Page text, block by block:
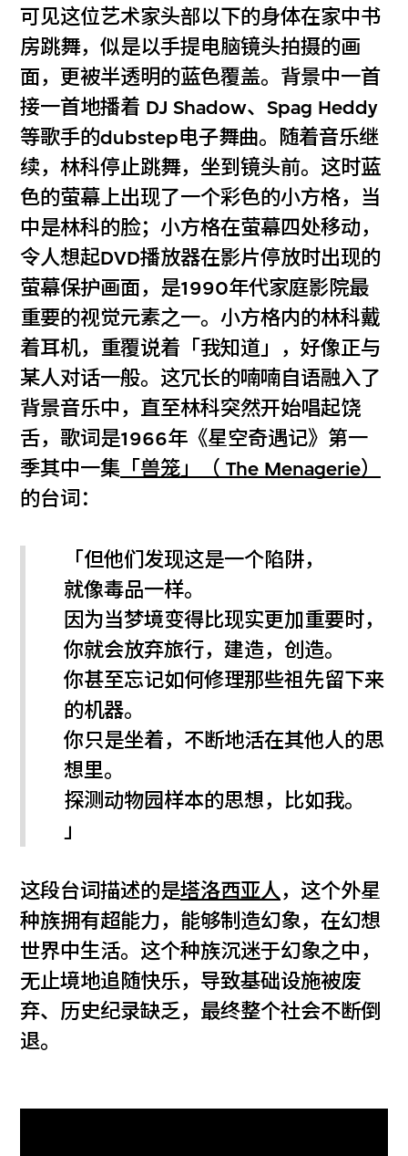
可见这位艺术家头部以下的身体在家中书
房跳舞，似是以手提电脑镜头拍摄的画
面，更被半透明的蓝色覆盖。背景中一首
接一首地播着 DJ Shadow、Spag Heddy
等歌手的dubstep电子舞曲。随着音乐继
续，林科停止跳舞，坐到镜头前。这时蓝
色的萤幕上出现了一个彩色的小方格，当
中是林科的脸；小方格在萤幕四处移动，
令人想起DVD播放器在影片停放时出现的
萤幕保护画面，是1990年代家庭影院最
重要的视觉元素之一。小方格内的林科戴
着耳机，重覆说着「我知道」，好像正与
某人对话一般。这冗长的喃喃自语融入了
背景音乐中，直至林科突然开始唱起饶
舌，歌词是1966年《星空奇遇记》第一
季其中一集 「兽笼」（ The Menagerie）
的台词：
「但他们发现这是一个陷阱，
就像毒品一样。
因为当梦境变得比现实更加重要时，
你就会放弃旅行，建造，创造。
你甚至忘记如何修理那些祖先留下来
的机器。
你只是坐着，不断地活在其他人的思
想里。
探测动物园样本的思想，比如我。
」
这段台词描述的是塔洛西亚人，这个外星
种族拥有超能力，能够制造幻象，在幻想
世界中生活。这个种族沉迷于幻象之中，
无止境地追随快乐，导致基础设施被废
弃、历史纪录缺乏，最终整个社会不断倒
退。